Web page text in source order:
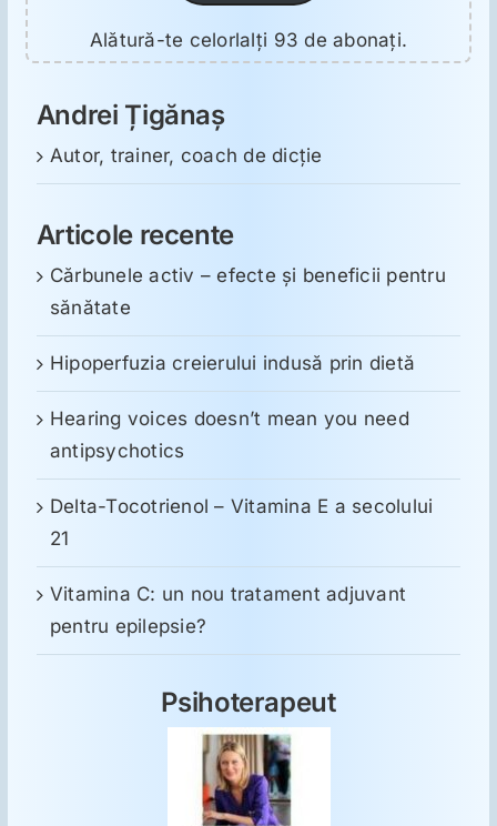
Alătură-te celorlalți 93 de abonați.
Andrei Țigănaș
Autor, trainer, coach de dicție
Articole recente
Cărbunele activ – efecte și beneficii pentru
sănătate
Hipoperfuzia creierului indusă prin dietă
Hearing voices doesn’t mean you need
antipsychotics
Delta-Tocotrienol – Vitamina E a secolului
21
Vitamina C: un nou tratament adjuvant
pentru epilepsie?
Psihoterapeut